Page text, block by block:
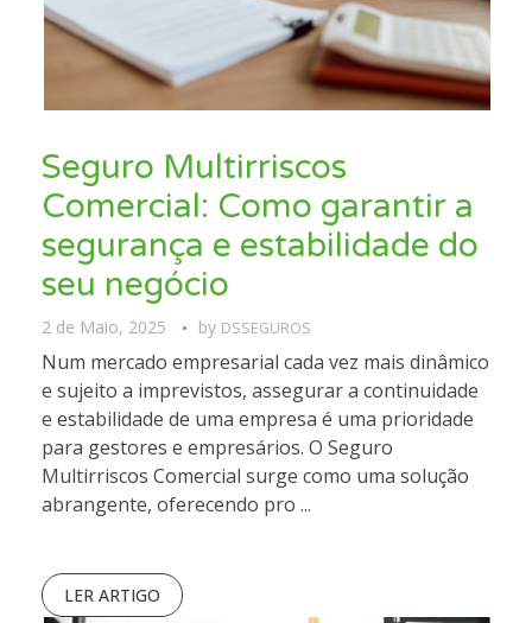
Seguro Multirriscos
Comercial: Como garantir a
segurança e estabilidade do
seu negócio
2 de Maio, 2025 by DSSEGUROS
Num mercado empresarial cada vez mais dinâmico
e sujeito a imprevistos, assegurar a continuidade
e estabilidade de uma empresa é uma prioridade
para gestores e empresários. O Seguro
Multirriscos Comercial surge como uma solução
abrangente, oferecendo pro ...
LER ARTIGO